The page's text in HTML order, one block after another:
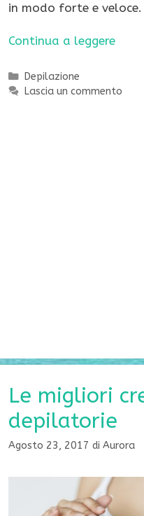
in modo forte e veloce.
Continua a leggere
Categorie
Depilazione
Lascia un commento
Le migliori
depilatorie
Agosto 23, 2017 di Aurora